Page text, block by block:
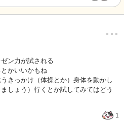
…
ン力が試される
かいいかもね
きっかけ（体操とか）身体を動かし
しょう）行くとか試してみてはどう
1